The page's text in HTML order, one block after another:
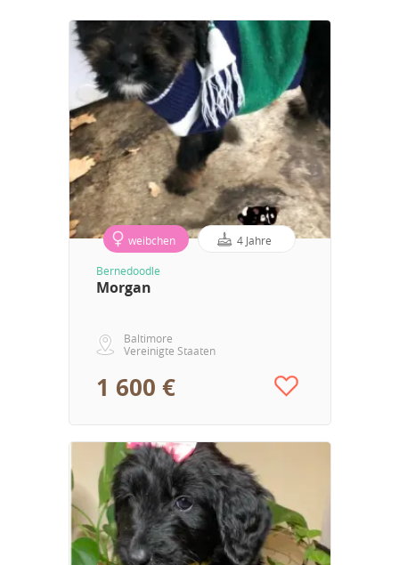
weibchen 4 Jahre
Bernedoodle
Morgan
Baltimore
Vereinigte Staaten
1 600 €